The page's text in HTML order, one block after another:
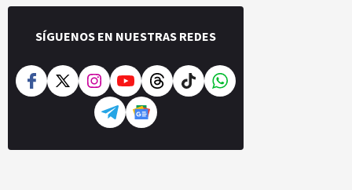
SÍGUENOS EN NUESTRAS REDES